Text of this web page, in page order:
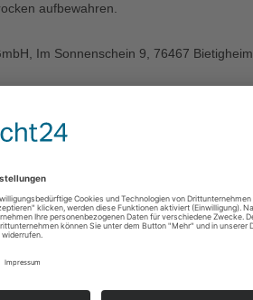
aufbewahren.
Im Sonnenschein 9, 76467